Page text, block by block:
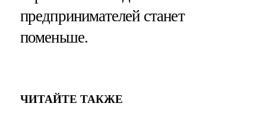
предпринимателей станет
поменьше.
ЧИТАЙТЕ ТАКЖЕ